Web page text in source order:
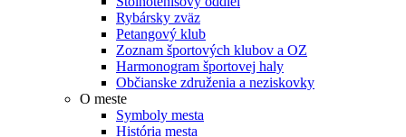
Rybársky zväz
Petangový klub
Zoznam športových klubov a OZ
Harmonogram športovej haly
Občianske združenia a neziskovky
O meste
Symboly mesta
História mesta